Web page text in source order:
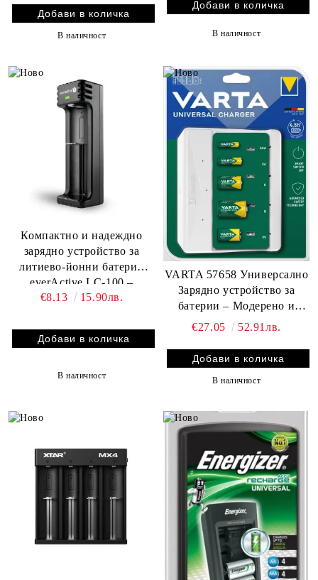
Бързо и Надеждно
В наличност В наличност
Компактно и надеждно
зарядно устройство за
литиево-йонни батерии
everActive LC-100 –
Перфектният избор за
€8.13 15.90лв.
В наличност
VARTA 57658 Универсално
Зарядно устройство за
батерии – Модерено и
мултифункционално за
AA/AAA/9V/C/D
€27.05 52.91лв.
В наличност